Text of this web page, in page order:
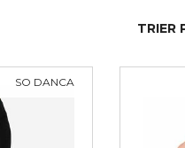
TRIER
SO DANCA